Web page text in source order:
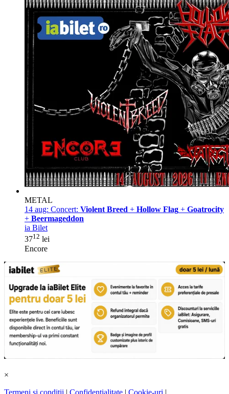
METAL
14 aug: Concert: Violent Breed + Hollow Flag + Goatrocity
+ Beermageddon
ia Bilet
3712 lei
Encore
×
Termeni și condiții | Confidențialitate | Cookie-uri |